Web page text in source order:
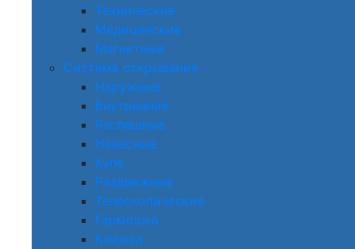
Технические
Медицинские
Магнитные
Система открывания
Наружные
Внутренние
Распашные
Навесные
Купе
Раздвижные
Телескопические
Гармошка
Книжка